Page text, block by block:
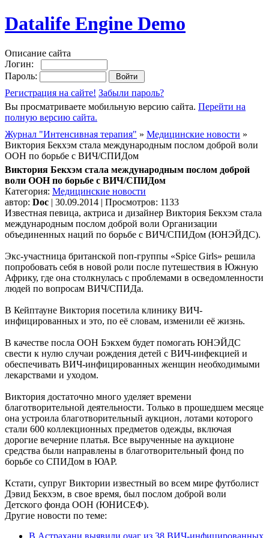
Datalife Engine Demo
Описание сайта
Логин:
Пароль:
Регистрация на сайте! Забыли пароль?
Вы просматриваете мобильную версию сайта. Перейти на
полную версию сайта.
Журнал "Интенсивная терапия" » Медицинские новости »
Виктория Бекхэм стала международным послом доброй воли
ООН по борьбе с ВИЧ/СПИДом
Виктория Бекхэм стала международным послом доброй
воли ООН по борьбе с ВИЧ/СПИДом
Категория: Медицинские новости
автор: Doc | 30.09.2014 | Просмотров: 1133
Известная певица, актриса и дизайнер Виктория Бекхэм стала
международным послом доброй воли Организации
объединенных наций по борьбе с ВИЧ/СПИДом (ЮНЭЙДС).
Экс-участница британской поп-группы «Spice Girls» решила
попробовать себя в новой роли после путешествия в Южную
Африку, где она столкнулась с проблемами в осведомленности
людей по вопросам ВИЧ/СПИДа.
В Кейптауне Виктория посетила клинику ВИЧ-
инфицированных и это, по её словам, изменили её жизнь.
В качестве посла ООН Бэкхем будет помогать ЮНЭЙДС
свести к нулю случаи рождения детей с ВИЧ-инфекцией и
обеспечивать ВИЧ-инфицированных женщин необходимыми
лекарствами и уходом.
Виктория достаточно много уделяет времени
благотворительной деятельности. Только в прошедшем месяце
она устроила благотворительный аукцион, лотами которого
стали 600 коллекционных предметов одежды, включая
дорогие вечерние платья. Все вырученные на аукционе
средства были направлены в благотворительный фонд по
борьбе со СПИДом в ЮАР.
Кстати, супруг Виктории известный во всем мире футболист
Дэвид Бекхэм, в свое время, был послом доброй воли
Детского фонда ООН (ЮНИСЕФ).
Другие новости по теме:
В Астрахани выявили очаг из 38 ВИЧ-инфицированных